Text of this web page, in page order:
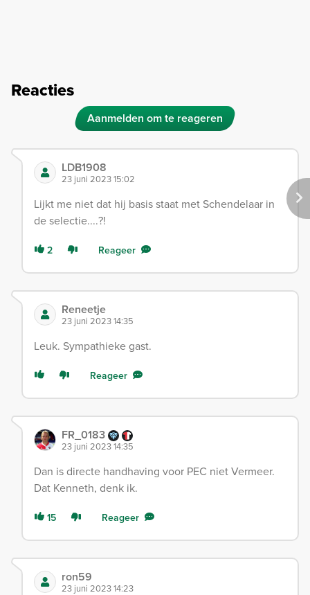
Reacties
Aanmelden om te reageren
LDB1908
23 juni 2023 15:02
Lijkt me niet dat hij basis staat met Schendelaar in
de selectie....?!
2 Reageer
Reneetje
23 juni 2023 14:35
Leuk. Sympathieke gast.
Reageer
FR_0183
23 juni 2023 14:35
Dan is directe handhaving voor PEC niet Vermeer.
Dat Kenneth, denk ik.
15 Reageer
ron59
23 juni 2023 14:23